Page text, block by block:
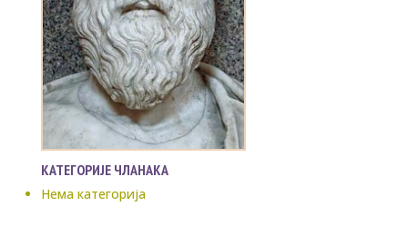
КАТЕГОРИЈЕ ЧЛАНАКА
Нема категорија